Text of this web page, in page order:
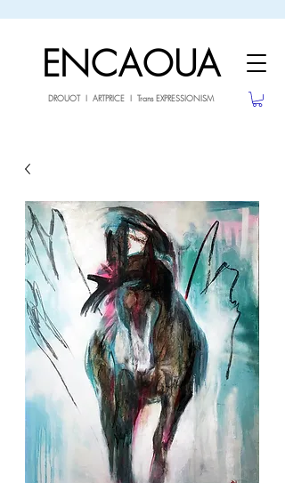
ENCAOUA
DROUOT I ARTPRICE I Trans EXPRESSIONISM